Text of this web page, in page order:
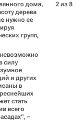
дома,
дерева
нужно ее
групп,
силу
и других
в
стать
всего
–
2 из 8